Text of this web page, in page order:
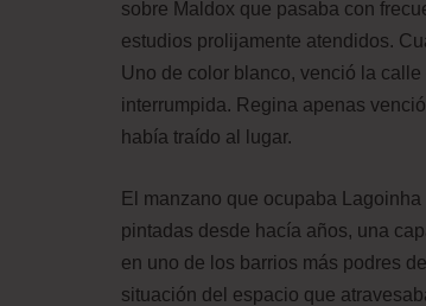
sobre Maldox que pasaba con
estudios prolijamente atendidos.
Uno de color blanco, venció la
interrumpida. Regina apenas
había traído al lugar.
El manzano que ocupaba
pintadas desde hacía años, una
en uno de los barrios más podres
situación del espacio que